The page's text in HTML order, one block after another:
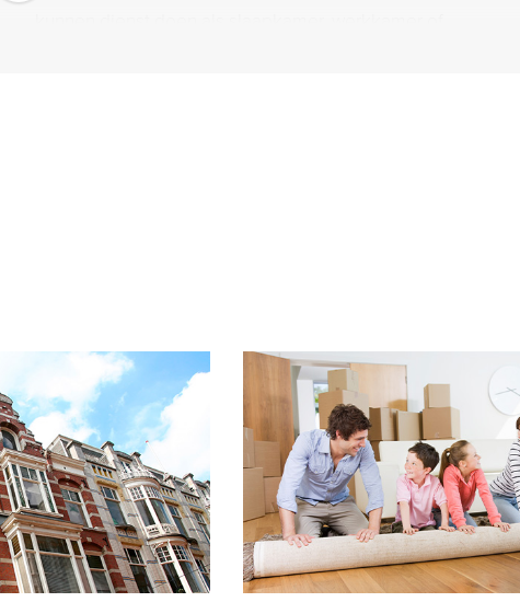
Op deze verdieping zijn drie slaapkamers te vinden. De
ruime slaapkamer aan de achterkant van de woning biedt
toegang aan een heerlijk terras van ca. 12 m2, gelegen op
het zuidwesten.
De tweede badkamer is voorzien van een douche, dubbele
wastafel, toilet en design radiator,
PARKEREN